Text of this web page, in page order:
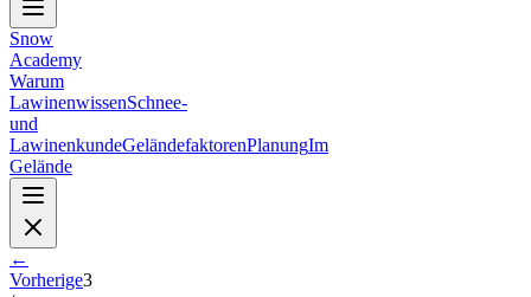
Snow
Academy
Warum
LawinenwissenSchnee-
und
LawinenkundeGeländefaktorenPlanungIm
Gelände
←
Vorherige3